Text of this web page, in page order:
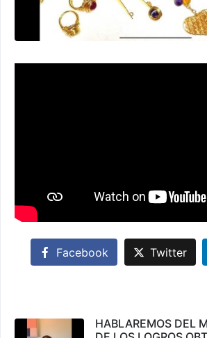
Facebook Twitter
HABLAREMOS DEL